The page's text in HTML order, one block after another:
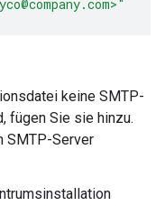
keine SMTP-
fügen Sie sie hinzu.
SMTP-Server